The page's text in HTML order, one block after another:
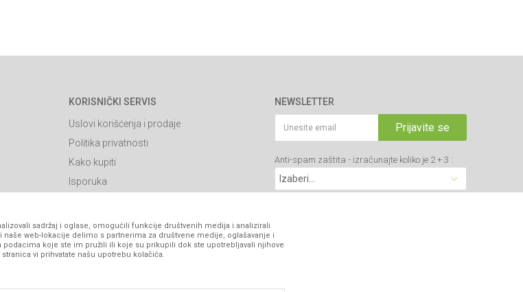
KORISNIČKI SERVIS
Uslovi korišćenja i prodaje
Politika privatnosti
Kako kupiti
Isporuka
Načini plaćanja
Plaćanje karticama
Web kredit Raiffeisen banke
NEWSLETTER
Prijavite se
Anti-spam zaštita - izračunajte koliko je 2 + 3 :
sadržaj i oglase, omogućili funkcije društvenih medija i analizirali
naše web-lokacije delimo s partnerima za društvene medije, oglašavanje i
koje ste im pružili ili koje su prikupili dok ste upotrebljavali njihove
vi prihvatate našu upotrebu kolačića.